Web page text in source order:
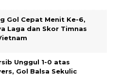
Gol Cepat Menit Ke-6,
Laga dan Skor Timnas
Unggul 1-0 atas
Gol Balsa Sekulic